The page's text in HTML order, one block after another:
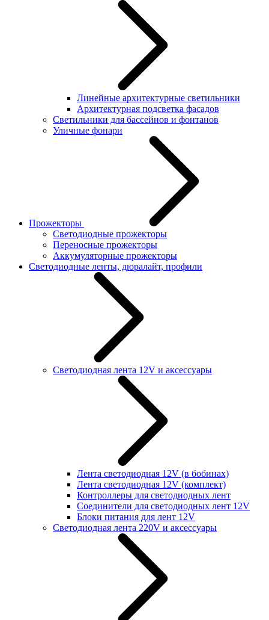
Линейные архитектурные светильники
Архитектурная подсветка фасадов
Светильники для бассейнов и фонтанов
Уличные фонари
Прожекторы
Светодиодные прожекторы
Переносные прожекторы
Аккумуляторные прожекторы
Светодиодные ленты, дюралайт, профили
Светодиодная лента 12V и аксессуары
Лента светодиодная 12V (в бобинах)
Лента светодиодная 12V (комплект)
Контроллеры для светодиодных лент
Соединители для светодиодных лент 12V
Блоки питания для лент 12V
Светодиодная лента 220V и аксессуары